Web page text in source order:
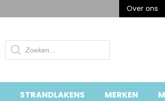
Over ons
Producten
zoeken
STRANDLAKENS MERKEN